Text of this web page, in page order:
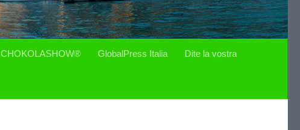
CHOKOLASHOW® GlobalPress Italia Dite la vostra